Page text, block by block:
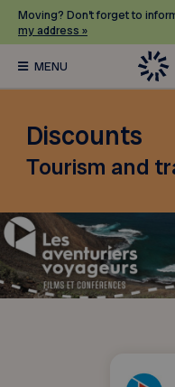
Moving? Don’t forget to
my address »
Discounts
Tourism and